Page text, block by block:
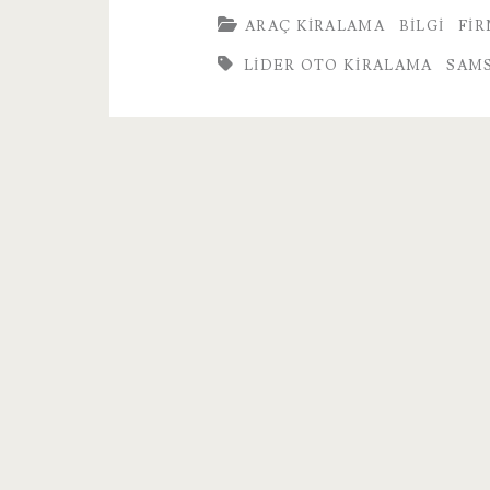
ARAÇ KIRALAMA BILGI
LIDER OTO KIRALAMA